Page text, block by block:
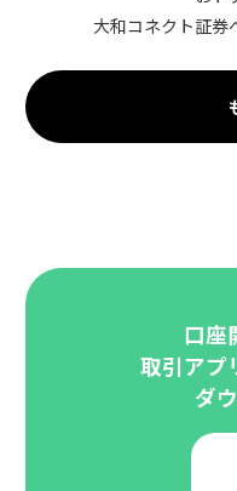
大和コネクト証券
口座
取引アプ
ダ